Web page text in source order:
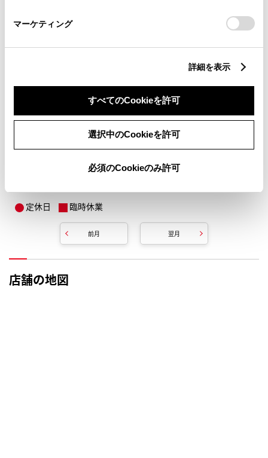
マーケティング
詳細を表示
すべてのCookieを許可
選択中のCookieを許可
必須のCookieのみ許可
定休日 臨時休業
前月 翌月
店舗の地図